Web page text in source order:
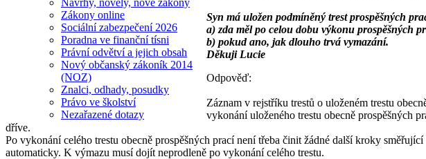
Návrhy, novely, nové zákony
Zákony online
Sociální zabezpečení 2026
Poradna ve finanční tísni
Právní odvětví a jejich obsah
Nový občanský zákoník 2014
(NOZ)
Znalci, odhady, posudky
Právo ve školství
Nezařazené dotazy
Syn má uložen podmíněný trest prospěšných
a) zda měl po celou dobu výkonu prospěšných
b) pokud ano, jak dlouho trvá vymazání.
Děkuji Lucie
Odpověď:
Záznam v rejstříku trestů o uloženém trestu
vykonání uloženého trestu obecně prospěšných
dříve.
Po vykonání celého trestu obecně prospěšných prací není třeba činit žádné další kroky
automaticky. K výmazu musí dojít neprodleně po vykonání celého trestu.